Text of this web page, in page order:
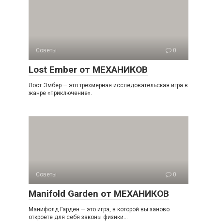
Советы 0
Lost Ember от МЕХАНИКОВ
Лост Эмбер — это трехмерная исследовательская игра в
жанре «приключение».
Советы 0
Manifold Garden от МЕХАНИКОВ
Манифолд Гарден — это игра, в которой вы заново
откроете для себя законы физики…